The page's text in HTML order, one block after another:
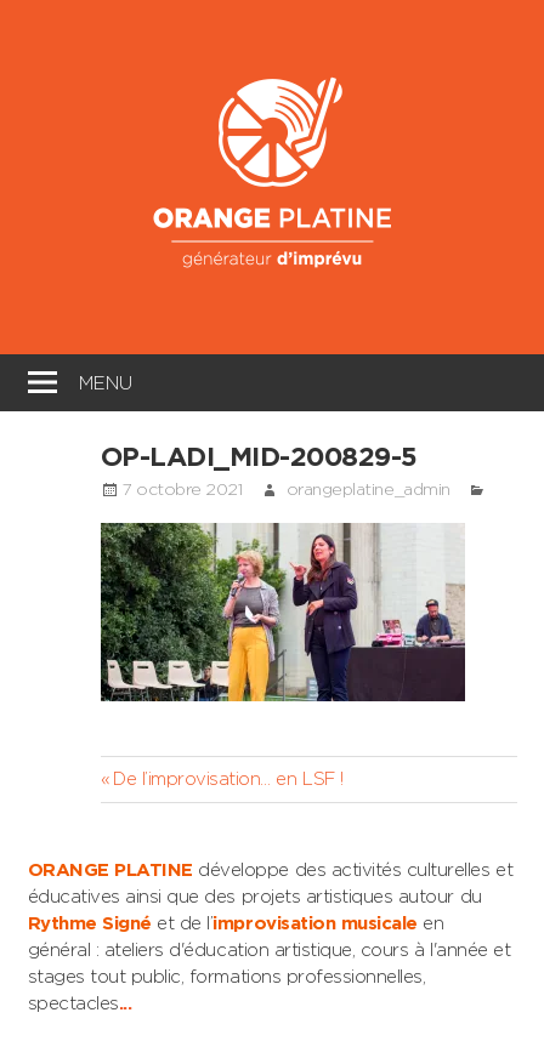
d'imprévu
MENU
OP-LADI_MID-200829-5
7 octobre 2021 orangeplatine_admin
Navigation
l’article
Previous
Post:
De l’improvisation… en LSF !
ORANGE PLATINE développe des activités culturelles et
éducatives ainsi que des projets artistiques autour du
Rythme Signé et de l’improvisation musicale en
général : ateliers d'éducation artistique, cours à l'année et
stages tout public, formations professionnelles,
spectacles...